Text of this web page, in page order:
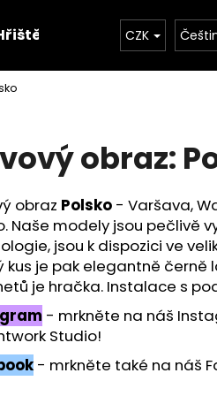
Proces výroby
CZK
obraz:
obraz Polsko - Varšava,
Naše modely jsou pečlivě
jsou k dispozici ve
kus je pak elegantně
je hračka. Instalace s
- mrkněte na náš
Studio!
- mrkněte také na náš
HLEDAT